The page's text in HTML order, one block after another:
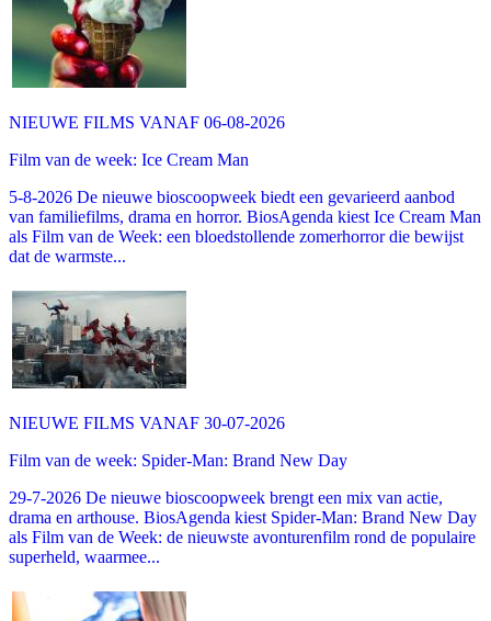
NIEUWE FILMS VANAF 06-08-2026
Film van de week: Ice Cream Man
5-8-2026 De nieuwe bioscoopweek biedt een gevarieerd aanbod
van familiefilms, drama en horror. BiosAgenda kiest Ice Cream Man
als Film van de Week: een bloedstollende zomerhorror die bewijst
dat de warmste...
NIEUWE FILMS VANAF 30-07-2026
Film van de week: Spider-Man: Brand New Day
29-7-2026 De nieuwe bioscoopweek brengt een mix van actie,
drama en arthouse. BiosAgenda kiest Spider-Man: Brand New Day
als Film van de Week: de nieuwste avonturenfilm rond de populaire
superheld, waarmee...